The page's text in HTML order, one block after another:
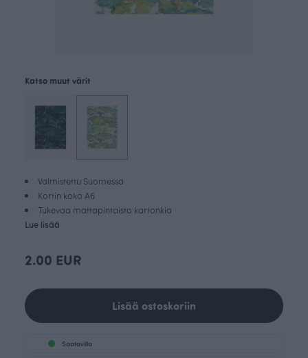
Valmistettu Suomessa
Kortin koko A6
Tukevaa mattapintaista kartonkia
Lue lisää
Katso muut värit
2.00 EUR
Lisää ostoskoriin
Saatavilla